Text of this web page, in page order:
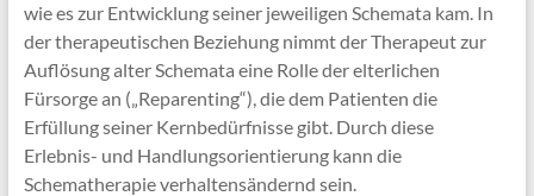
wie es zur Entwicklung seiner jeweiligen Schemata kam. In
der therapeutischen Beziehung nimmt der Therapeut zur
Auflösung alter Schemata eine Rolle der elterlichen
Fürsorge an („Reparenting“), die dem Patienten die
Erfüllung seiner Kernbedürfnisse gibt. Durch diese
Erlebnis- und Handlungsorientierung kann die
Schematherapie verhaltensändernd sein.